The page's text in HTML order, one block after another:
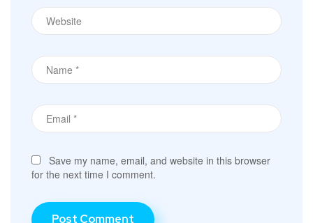
Save my name, email, and website in this browser
for the next time I comment.